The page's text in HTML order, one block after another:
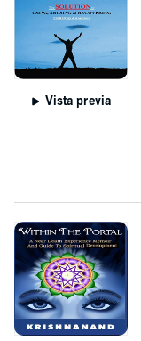
Vista previa